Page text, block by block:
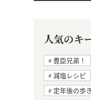
人気のキ
豊臣兄弟！
減塩レシピ
定年後の歩